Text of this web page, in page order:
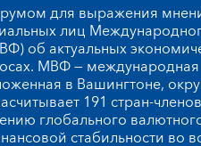
для выражения
лиц
об актуальных
МВФ — международная
в Вашингтоне,
191 стран-
глобального
стабильности во